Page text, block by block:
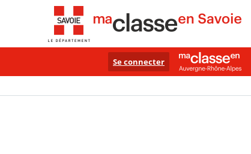
Se connecter